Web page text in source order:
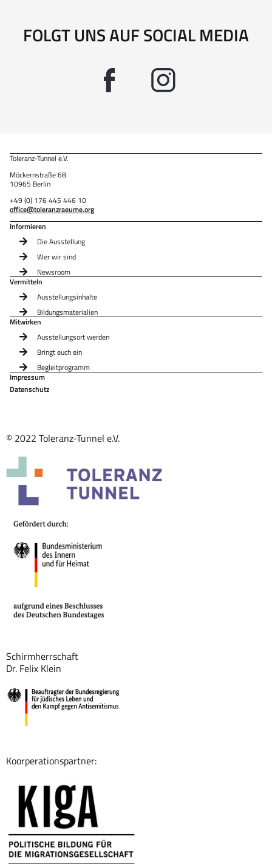
FOLGT UNS AUF SOCIAL MEDIA
Toleranz-Tunnel e.V.
Möckernstraße 68
10965 Berlin
+49 (0) 176 445 446 10
office@toleranzraeume.org
Informieren
Die Ausstellung
Wer wir sind
Newsroom
Vermitteln
Ausstellungsinhalte
Bildungsmaterialien
Mitwirken
Ausstellungsort werden
Bringt euch ein
Begleitprogramm
Impressum
Datenschutz
© 2022 Toleranz-Tunnel e.V.
Schirmherrschaft
Dr. Felix Klein
Koorperationspartner: